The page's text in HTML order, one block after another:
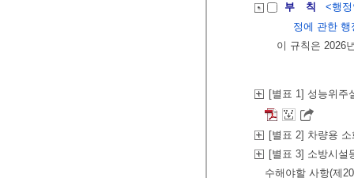
부 칙
<행
정에 관한 행
이 규칙은 2026
[별표 1] 성능위주
[별표 2] 차량용
[별표 3] 소방시설
수해야할 사항(제